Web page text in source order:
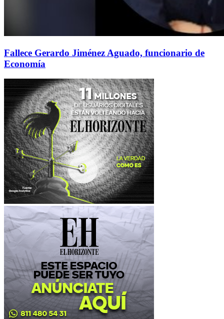
Fallece Gerardo Jiménez Aguado, funcionario de
Economía